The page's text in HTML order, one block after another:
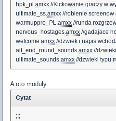
hpk_pl.amxx //Kickowanie graczy w
ultimate_ss.amxx //robienie screenow
warmuppro_PL.amxx //runda
nervous_hostages.amxx //gadajace
welcome.amxx //dzwiek i napis
alt_end_round_sounds.amxx //
ultimate_sounds.amxx //dzwieki typu
A oto moduły:
Cytat
;;;